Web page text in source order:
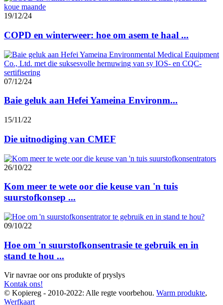
19/12/24
COPD en winterweer: hoe om asem te haal ...
07/12/24
Baie geluk aan Hefei Yameina Environm...
15/11/22
Die uitnodiging van CMEF
26/10/22
Kom meer te wete oor die keuse van 'n tuis
suurstofkonsep ...
09/10/22
Hoe om 'n suurstofkonsentrasie te gebruik en in
stand te hou ...
Vir navrae oor ons produkte of pryslys
Kontak ons!
© Kopiereg - 2010-2022: Alle regte voorbehou. Warm produkte,
Werfkaart